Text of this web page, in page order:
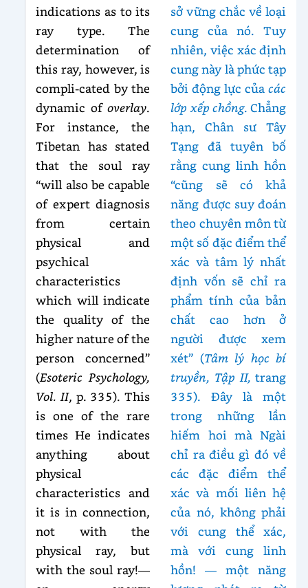
indications as to its
ray type. The
determination of
this ray, however, is
compli-cated by the
dynamic ofoverlay.
For instance, the
Tibetan has stated
that the soul ray
“will also be capable
of expert diagnosis
from certain
physical and
psychical
characteristics
which will indicate
the quality of the
higher nature of the
person concerned”
(Esoteric Psychology,
Vol. II, p. 335). This
is one of the rare
times He indicates
anything about
physical
characteristics and
it is in connection,
not with the
physical ray, but
with the soul ray!—
sở vững chắc về loại
cung của nó. Tuy
nhiên, việc xác định
cung này là phức tạp
bởi động lực củacác
lớp xếp chồng. Chẳng
hạn, Chân sư Tây
Tạng đã tuyên bố
rằng cung linh hồn
“cũng sẽ có khả
năng được suy đoán
theo chuyên môn từ
một số đặc điểm thể
xác và tâm lý nhất
định vốn sẽ chỉ ra
phẩm tính của bản
chất cao hơn ở
người được xem
xét” (Tâm lý học bí
truyền, Tập II,trang
335). Đây là một
trong những lần
hiếm hoi mà Ngài
chỉ ra điều gì đó về
các đặc điểm thể
xác và mối liên hệ
của nó, không phải
với cung thể xác,
mà với cung linh
hồn! — một năng